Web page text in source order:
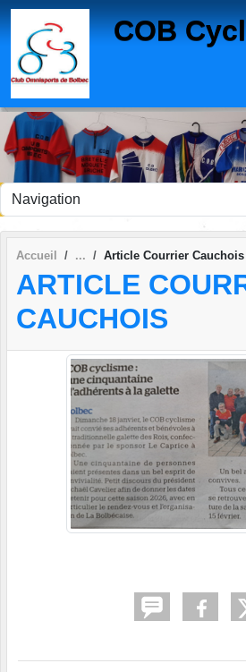
COB
Accueil Article Courrier Cauchois
ARTICLE
CAUCHOIS
Panneau de gestion des cookies